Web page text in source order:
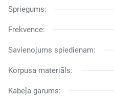
Spriegums:
Frekvence:
Savienojums spiedienam:
Korpusa materiāls:
Kabeļa garums: